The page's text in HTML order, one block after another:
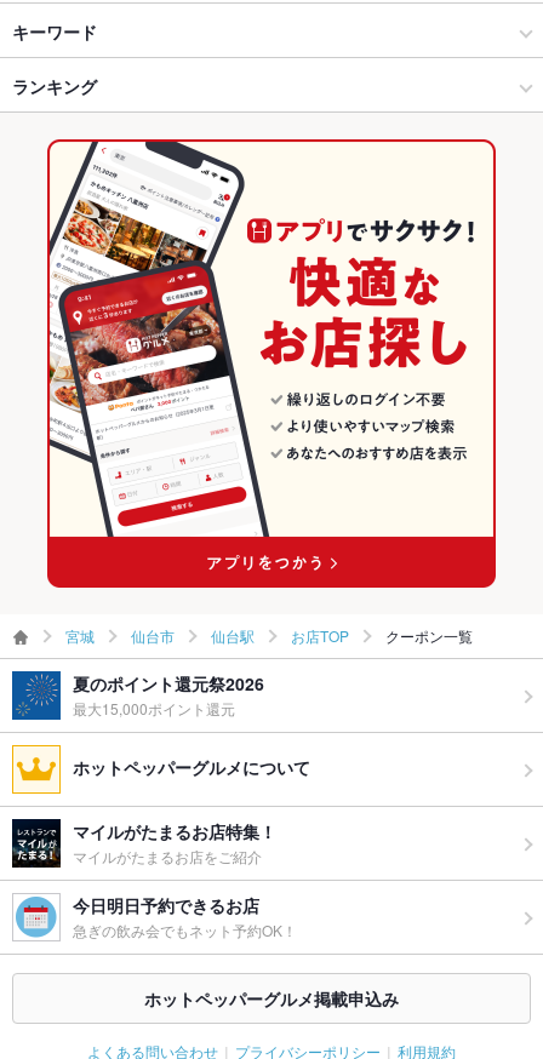
全席喫煙可完全個室有×鍋居酒屋 仙台焼き鳥とワイン大魔王
【貸切宴会大歓迎】 仙台焼き鳥とワイン 大魔王jr(大魔王ジュニ
大魔王 Magic 東口店
大魔王 ＧＯＬＤ
仙台市 × 居酒屋
仙台市 × 洋・和洋・各国料理・その他
仙台駅 × 居酒屋
仙台駅 × 洋・和洋・各国料理・その他
ダイニングバー・バル
スペインバル・イタリアンバール
仙台市 × ダイニングバー・バル
仙台市 × スペインバル・イタリアンバール
仙台駅 × ダイニングバー・バル
仙台駅 × スペインバル・イタリアンバール
仙台駅 × 居酒屋
仙台駅 × 洋・和洋・各国料理・その他
仙台駅 × ダイニングバー・バル
仙台駅 × スペインバル・イタリアンバール
宮城 × 居酒屋
宮城 × 洋・和洋・各国料理・その他
宮城 × ダイニングバー・バル
宮城 × スペインバル・イタリアンバール
あおば通駅
仙台駅
東照宮駅
キーワード
からあげ
ランキング
宮城のグルメランキング
宮城の居酒屋ランキング
仙台市のグルメランキング
仙台市の居酒屋ランキング
仙台駅のグルメランキング
仙台駅の居酒屋ランキング
宮城 仙台市 仙台駅 お店TOP クーポン一覧
夏のポイント還元祭2026
最大15,000ポイント還元
ホットペッパーグルメについて
マイルがたまるお店特集！
マイルがたまるお店をご紹介
今日明日予約できるお店
急ぎの飲み会でもネット予約OK！
ホットペッパーグルメ掲載申込み
よくある問い合わせ プライバシーポリシー 利用規約